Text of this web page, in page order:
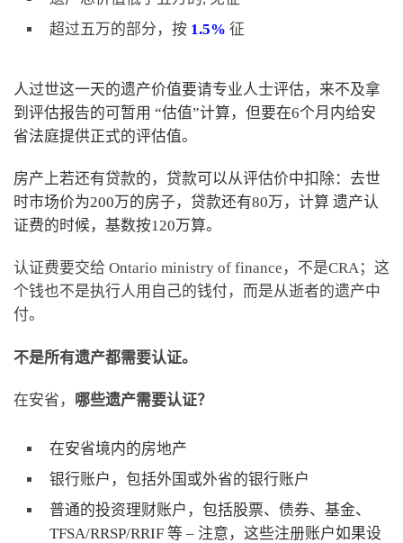
超过五万的部分，按 1.5% 征
人过世这一天的遗产价值要请专业人士评估，来不及拿
到评估报告的可暂用 “估值”计算，但要在6个月内给安
省法庭提供正式的评估值。
房产上若还有贷款的，贷款可以从评估价中扣除：去世
时市场价为200万的房子，贷款还有80万，计算 遗产认
证费的时候，基数按120万算。
认证费要交给 Ontario ministry of finance，不是CRA；这
个钱也不是执行人用自己的钱付，而是从逝者的遗产中
付。
不是所有遗产都需要认证。
在安省， 哪些遗产需要认证？
在安省境内的房地产
银行账户，包括外国或外省的银行账户
普通的投资理财账户，包括股票、债券、基金、
TFSA/RRSP/RRIF 等 – 注意，这些注册账户如果设